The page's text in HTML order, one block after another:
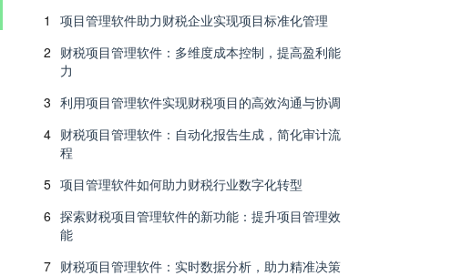
1
项目管理软件助力财税企业实现项目标准化管理
2 财税项目管理软件：多维度成本控制，提高盈利能
力
3 利用项目管理软件实现财税项目的高效沟通与协调
4 财税项目管理软件：自动化报告生成，简化审计流
程
5 项目管理软件如何助力财税行业数字化转型
6 探索财税项目管理软件的新功能：提升项目管理效
能
7 财税项目管理软件：实时数据分析，助力精准决策